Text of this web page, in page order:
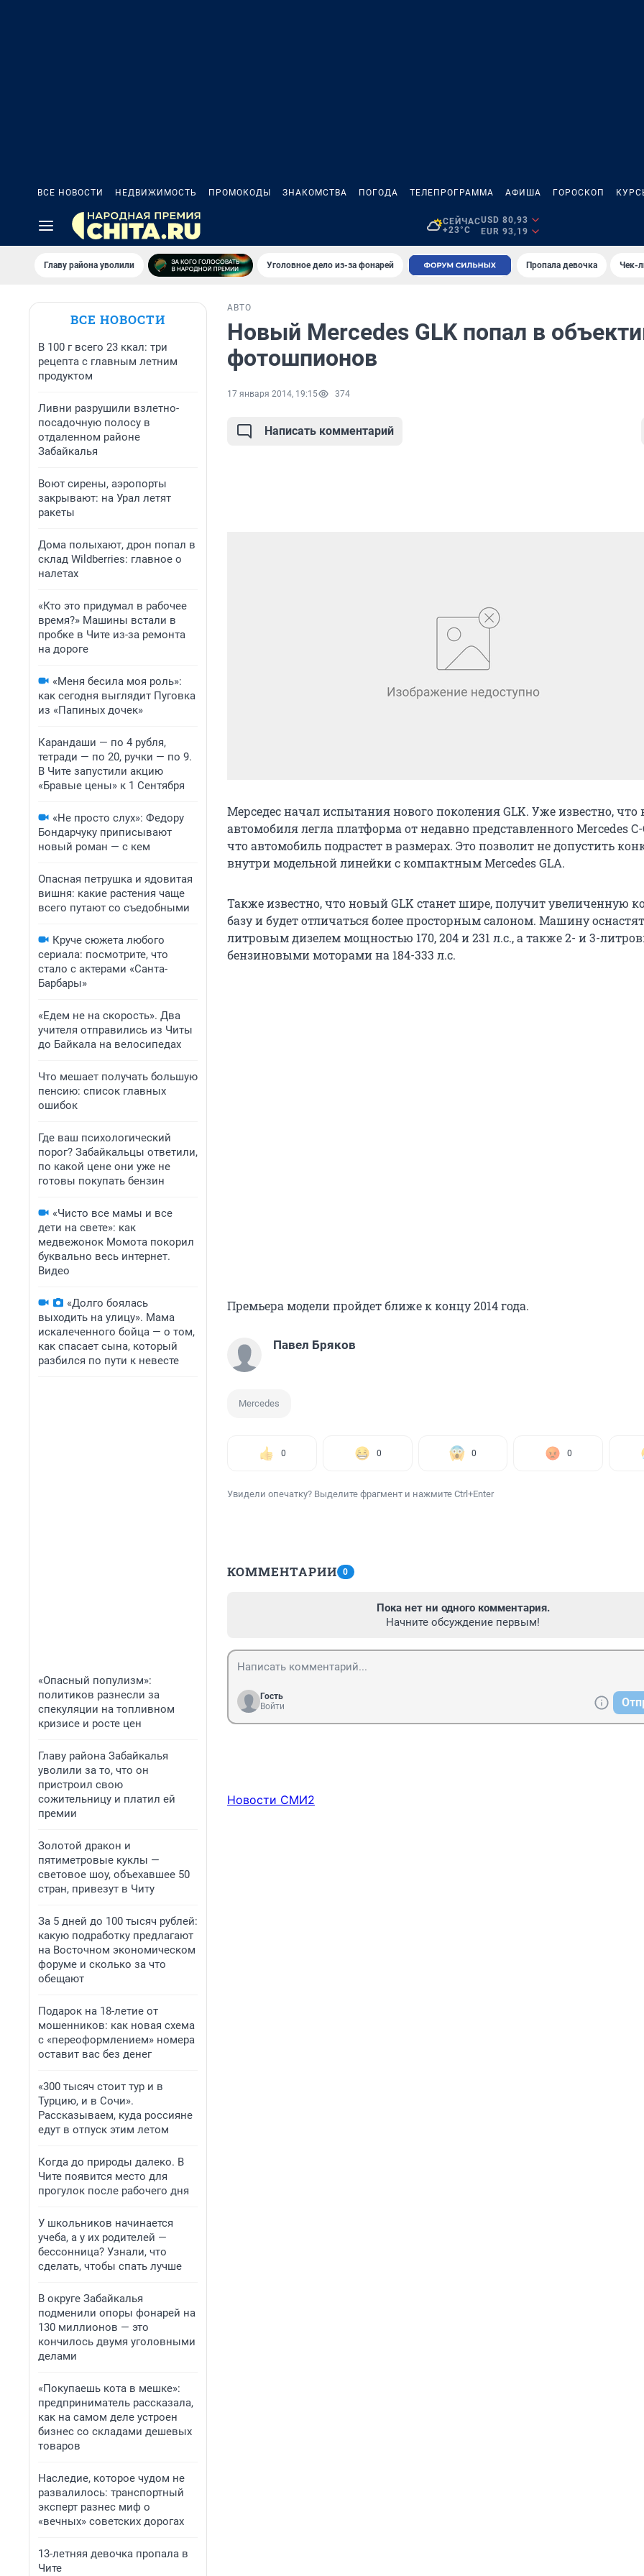
ВСЕ НОВОСТИ НЕДВИЖИМОСТЬ ПРОМОКОДЫ ЗНАКОМСТВА ПОГОДА ТЕЛЕПРОГРАММА АФИША ГОРОСКОП
СЕЙЧАС
+23°C
USD 80,93
EUR 93,19
Главу района уволили Уголовное дело из-за фонарей Пропала девочка Чек-
ВСЕ НОВОСТИ
В 100 г всего 23 ккал: три
рецепта с главным летним
продуктом
Ливни разрушили взлетно-
посадочную полосу в
отдаленном районе
Забайкалья
Воют сирены, аэропорты
закрывают: на Урал летят
ракеты
Дома полыхают, дрон попал в
склад Wildberries: главное о
налетах
«Кто это придумал в рабочее
время?» Машины встали в
пробке в Чите из-за ремонта
на дороге
«Меня бесила моя роль»:
как сегодня выглядит Пуговка
из «Папиных дочек»
Карандаши — по 4 рубля,
тетради — по 20, ручки — по 9.
В Чите запустили акцию
«Бравые цены» к 1 Сентября
«Не просто слух»: Федору
Бондарчуку приписывают
новый роман — с кем
Опасная петрушка и ядовитая
вишня: какие растения чаще
всего путают со съедобными
Круче сюжета любого
сериала: посмотрите, что
стало с актерами «Санта-
Барбары»
«Едем не на скорость». Два
учителя отправились из Читы
до Байкала на велосипедах
Что мешает получать большую
пенсию: список главных
ошибок
Где ваш психологический
порог? Забайкальцы ответили,
по какой цене они уже не
готовы покупать бензин
«Чисто все мамы и все
дети на свете»: как
медвежонок Момота покорил
буквально весь интернет.
Видео
«Долго боялась
выходить на улицу». Мама
искалеченного бойца — о том,
как спасает сына, который
разбился по пути к невесте
«Опасный популизм»:
политиков разнесли за
спекуляции на топливном
кризисе и росте цен
Главу района Забайкалья
уволили за то, что он
пристроил свою
сожительницу и платил ей
премии
Золотой дракон и
пятиметровые куклы —
световое шоу, объехавшее 50
стран, привезут в Читу
За 5 дней до 100 тысяч рублей:
какую подработку предлагают
на Восточном экономическом
форуме и сколько за что
обещают
Подарок на 18-летие от
мошенников: как новая схема
с «переоформлением» номера
оставит вас без денег
«300 тысяч стоит тур и в
Турцию, и в Сочи».
Рассказываем, куда россияне
едут в отпуск этим летом
Когда до природы далеко. В
Чите появится место для
прогулок после рабочего дня
У школьников начинается
учеба, а у их родителей —
бессонница? Узнали, что
сделать, чтобы спать лучше
В округе Забайкалья
подменили опоры фонарей на
130 миллионов — это
кончилось двумя уголовными
делами
«Покупаешь кота в мешке»:
предприниматель рассказала,
как на самом деле устроен
бизнес со складами дешевых
товаров
Наследие, которое чудом не
развалилось: транспортный
эксперт разнес миф о
«вечных» советских дорогах
13-летняя девочка пропала в
Чите
АВТО
Новый Mercedes GLK попал в
фотошпионов
17 января 2014, 19:15 374
Написать комментарий
Мерседес начал испытания нового поколения GLK. Уже известно, что
автомобиля легла платформа от недавно представленного Mercedes C-
что автомобиль подрастет в размерах. Это позволит не допустить
внутри модельной линейки с компактным Mercedes GLA.
Также известно, что новый GLK станет шире, получит увеличенную
базу и будет отличаться более просторным салоном. Машину
литровым дизелем мощностью 170, 204 и 231 л.с., а также 2- и 3-
бензиновыми моторами на 184-333 л.с.
Премьера модели пройдет ближе к концу 2014 года.
Павел Бряков
Mercedes
0 0 0 0
Увидели опечатку? Выделите фрагмент и нажмите Ctrl+Enter
КОММЕНТАРИИ 0
Пока нет ни одного комментария.
Начните обсуждение первым!
Гость
Войти
Новости СМИ2